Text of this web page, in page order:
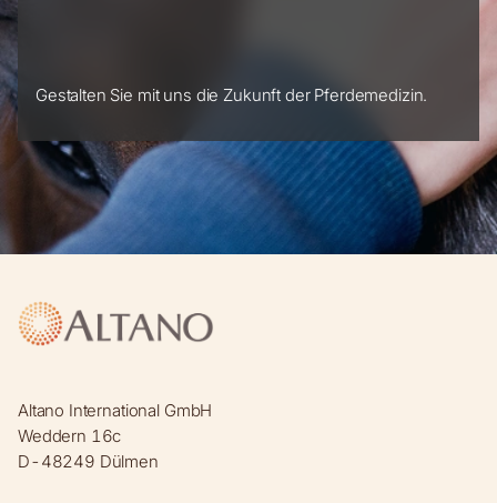
Gestalten Sie mit uns die Zukunft der Pferdemedizin.
Altano International GmbH
Weddern 16c
D-48249 Dülmen